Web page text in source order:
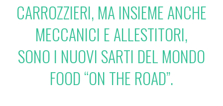
CARROZZIERI, MA INSIEME ANCHE
MECCANICI E ALLESTITORI,
SONO I NUOVI SARTI DEL MONDO
FOOD “ON THE ROAD”.